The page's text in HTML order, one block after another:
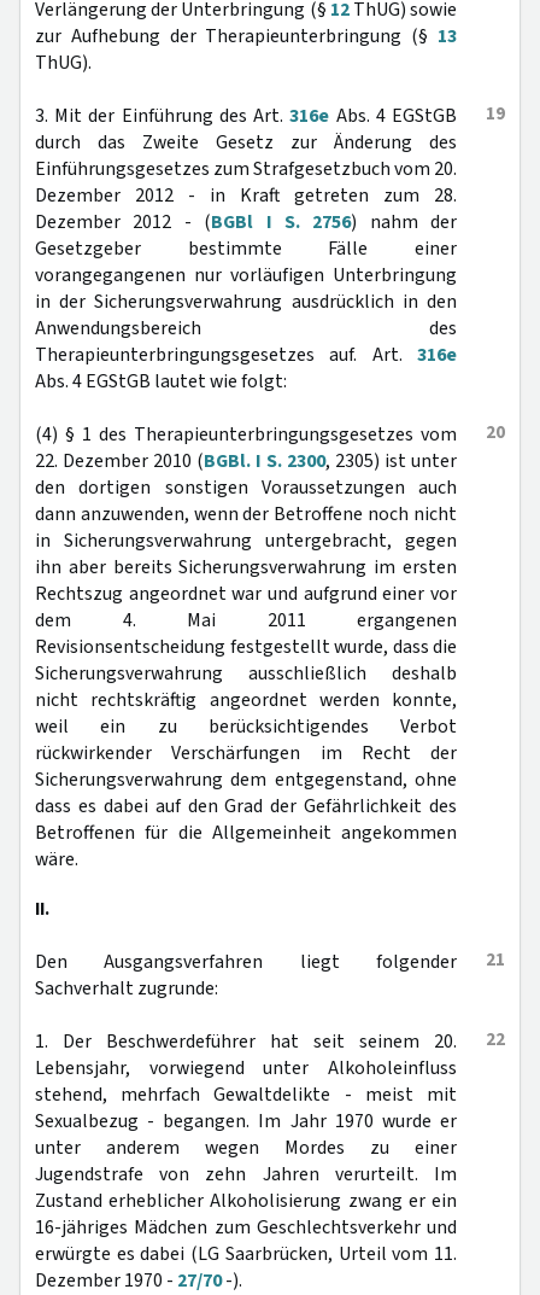
Verlängerung der Unterbringung (§ 12ThUG) sowie
zur Aufhebung der Therapieunterbringung (§ 13
ThUG).
19
3. Mit der Einführung des Art.316e Abs. 4 EGStGB
durch das Zweite Gesetz zur Änderung des
Einführungsgesetzes zum Strafgesetzbuch vom 20.
Dezember 2012 - in Kraft getreten zum 28.
Dezember 2012 - (BGBl I S. 2756) nahm der
Gesetzgeber bestimmte Fälle einer
vorangegangenen nur vorläufigen Unterbringung
in der Sicherungsverwahrung ausdrücklich in den
Anwendungsbereich des
Therapieunterbringungsgesetzes auf. Art. 316e
Abs. 4 EGStGB lautet wie folgt:
20
(4) § 1 des Therapieunterbringungsgesetzes vom
22. Dezember 2010 (BGBl. I S. 2300, 2305) ist unter
den dortigen sonstigen Voraussetzungen auch
dann anzuwenden, wenn der Betroffene noch nicht
in Sicherungsverwahrung untergebracht, gegen
ihn aber bereits Sicherungsverwahrung im ersten
Rechtszug angeordnet war und aufgrund einer vor
dem 4. Mai 2011 ergangenen
Revisionsentscheidung festgestellt wurde, dass die
Sicherungsverwahrung ausschließlich deshalb
nicht rechtskräftig angeordnet werden konnte,
weil ein zu berücksichtigendes Verbot
rückwirkender Verschärfungen im Recht der
Sicherungsverwahrung dem entgegenstand, ohne
dass es dabei auf den Grad der Gefährlichkeit des
Betroffenen für die Allgemeinheit angekommen
wäre.
II.
21
Den Ausgangsverfahren liegt folgender
Sachverhalt zugrunde:
22
1. Der Beschwerdeführer hat seit seinem 20.
Lebensjahr, vorwiegend unter Alkoholeinfluss
stehend, mehrfach Gewaltdelikte - meist mit
Sexualbezug - begangen. Im Jahr 1970 wurde er
unter anderem wegen Mordes zu einer
Jugendstrafe von zehn Jahren verurteilt. Im
Zustand erheblicher Alkoholisierung zwang er ein
16-jähriges Mädchen zum Geschlechtsverkehr und
erwürgte es dabei (LG Saarbrücken, Urteil vom 11.
Dezember 1970 - 27/70-).